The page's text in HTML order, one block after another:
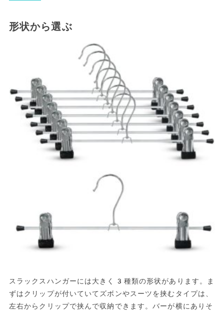
形状から選ぶ
スラックスハンガーには大きく3種類の形状があります。ま
ずはクリップが付いていてズボンやスーツを挟むタイプは、
左右からクリップで挟んで収納できます。バーが横にありそ